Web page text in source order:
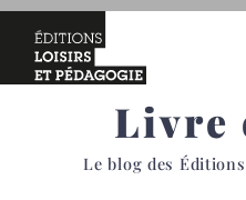
Livre
Le blog des